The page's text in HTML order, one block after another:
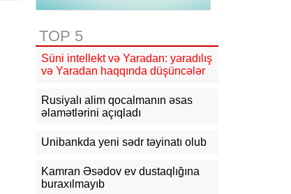
11:17 Rusiyadan Ermənistana
Azərbaycandan keçməklə 15 vaqon
buğda, 10 vaqon daş kömür
10:54 KİV: Ukrayna Qazaxıstan
neftini daşıyan tankerləri hədəfə
İranla müharibədən çıxış yolu axtarır
TOP 5
Süni intellekt və Yaradan: yaradılış
və Yaradan haqqında düşüncələr
Rusiyalı alim qocalmanın əsas
əlamətlərini açıqladı
Unibankda yeni sədr təyinatı olub
Kamran Əsədov ev dustaqlığına
buraxılmayıb